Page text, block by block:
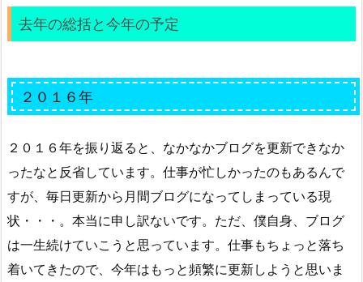
去年の総括と今年の予定
２０１６年
２０１６年を振り返ると、なかなかブログを更新できなか
ったなと反省しています。仕事が忙しかったのもあるんで
すが、毎日更新から月間ブログになってしまっている現
状・・・。本当に申し訳ないです。ただ、僕自身、ブログ
は一生続けていこうと思っています。仕事もちょっと落ち
着いてきたので、今年はもっと頻繁に更新しようと思いま